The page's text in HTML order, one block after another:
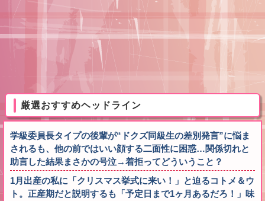
厳選おすすめヘッドライン
学級委員長タイプの後輩が“ドクズ同級生の差別発言”に悩ま
されるも、他の前ではいい顔する二面性に困惑…関係切れと
助言した結果まさかの号泣→着拒ってどういうこと？
1月出産の私に「クリスマス挙式に来い！」と迫るコトメ＆ウ
ト。正産期だと説明するも「予定日まで1ヶ月あるだろ！」味